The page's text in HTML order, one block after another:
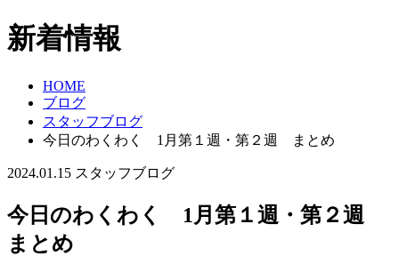
新着情報
HOME
ブログ
スタッフブログ
今日のわくわく 1月第１週・第２週 まとめ
2024.01.15 スタッフブログ
今日のわくわく 1月第１週・第２週
まとめ